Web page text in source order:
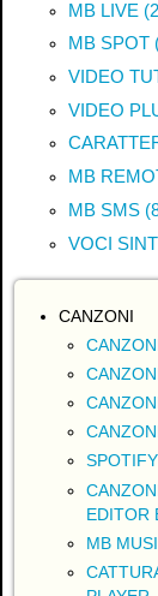
MB LIVE
MB SPOT
VIDEO
VIDEO
MB
MB SMS
VOCI
CANZONI
SPOTIFY
EDITOR
MB